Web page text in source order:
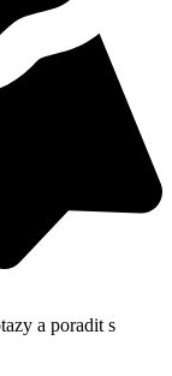
a poradit s